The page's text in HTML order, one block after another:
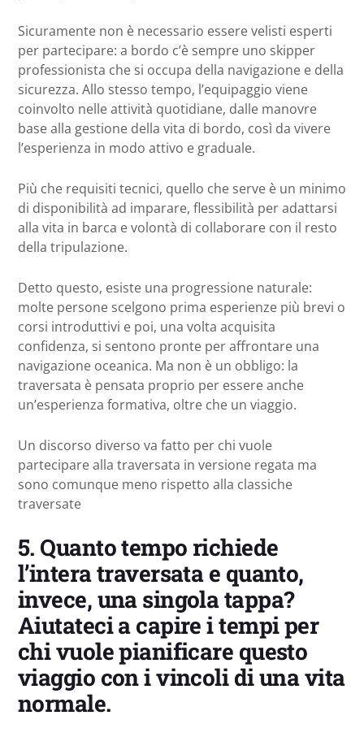
Sicuramente non è necessario essere velisti esperti
per partecipare: a bordo c’è sempre uno skipper
professionista che si occupa della navigazione e della
sicurezza. Allo stesso tempo, l’equipaggio viene
coinvolto nelle attività quotidiane, dalle manovre
base alla gestione della vita di bordo, così da vivere
l’esperienza in modo attivo e graduale.
Più che requisiti tecnici, quello che serve è un minimo
di disponibilità ad imparare, flessibilità per adattarsi
alla vita in barca e volontà di collaborare con il resto
della tripulazione.
Detto questo, esiste una progressione naturale:
molte persone scelgono prima esperienze più brevi o
corsi introduttivi e poi, una volta acquisita
confidenza, si sentono pronte per affrontare una
navigazione oceanica. Ma non è un obbligo: la
traversata è pensata proprio per essere anche
un’esperienza formativa, oltre che un viaggio.
Un discorso diverso va fatto per chi vuole
partecipare alla traversata in versione regata ma
sono comunque meno rispetto alla classiche
traversate
5. Quanto tempo richiede
l’intera traversata e quanto,
invece, una singola tappa?
Aiutateci a capire i tempi per
chi vuole pianificare questo
viaggio con i vincoli di una vita
normale.